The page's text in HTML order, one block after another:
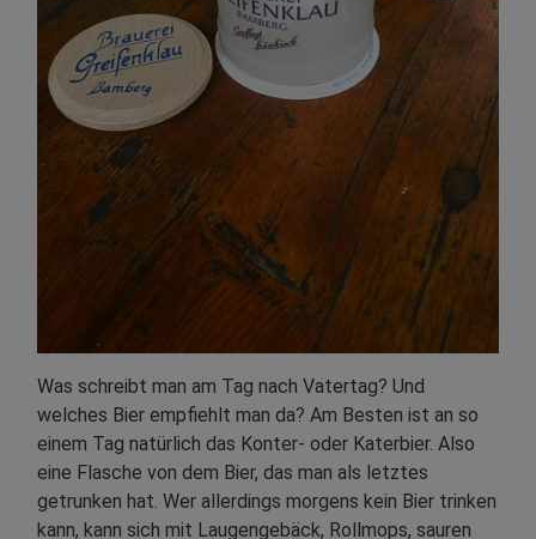
Was schreibt man am Tag nach Vatertag? Und
welches Bier empfiehlt man da? Am Besten ist an so
einem Tag natürlich das Konter- oder Katerbier. Also
eine Flasche von dem Bier, das man als letztes
getrunken hat. Wer allerdings morgens kein Bier trinken
kann, kann sich mit Laugengebäck, Rollmops, sauren